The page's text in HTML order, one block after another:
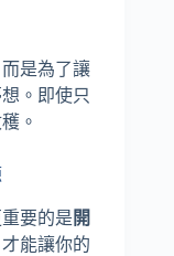
是為了讓
。即使只
。
要的是 開
能讓你的